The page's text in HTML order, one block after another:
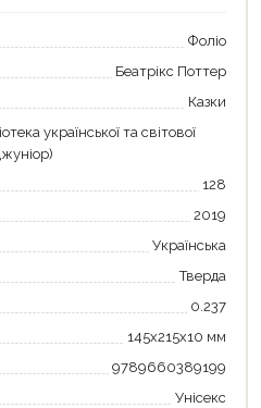
Фоліо
Беатрікс Поттер
Казки
української та світової
128
2019
Українська
Тверда
0.237
145х215х10 мм
9789660389199
Унісекс